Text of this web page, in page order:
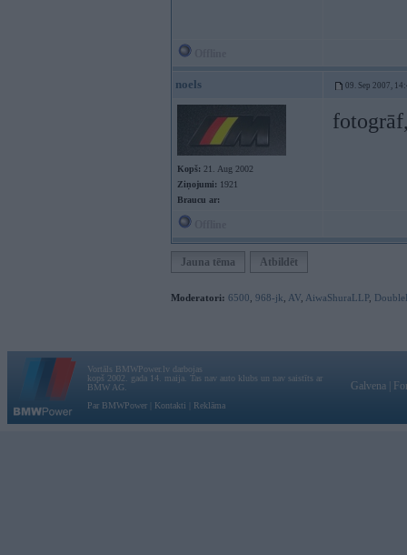
noels 09. Sep 2007,
Kopš: 21. Aug 2002
Ziņojumi: 1921
Braucu ar:
Jauna tēma Atbildēt
Moderatori: 6500 968-jk AV AiwaShuraLLP,
Vortāls BMWPower.lv darbojas
kopš 2002. gada 14. maija. Tas nav auto klubs un nav saistīts ar
BMW AG.
Par BMWPower
Kontakti Reklāma
Galvena